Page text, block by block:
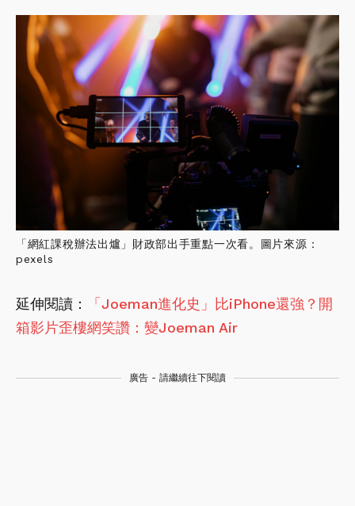
「網紅課稅辦法出爐」財政部出手重點一次看。圖片來源：
pexels
延伸閱讀：
「Joeman進化史」比iPhone還強？開
箱影片歪樓網笑讚：變Joeman Air
廣告 - 請繼續往下閱讀